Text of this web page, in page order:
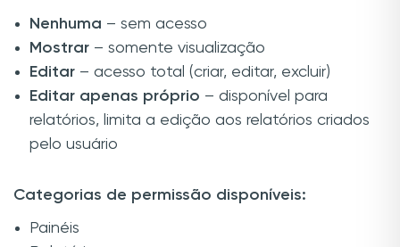
Nenhuma – sem acesso
Mostrar – somente visualização
Editar – acesso total (criar, editar, excluir)
Editar apenas próprio – disponível para
relatórios, limita a edição aos relatórios criados
pelo usuário
Categorias de permissão disponíveis:
Painéis